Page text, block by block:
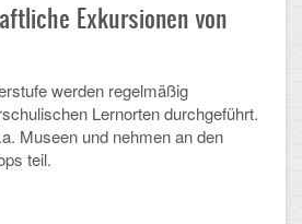
Exkursionen von
werden regelmäßig
Lernorten durchgeführt.
Museen und nehmen an den
teil.